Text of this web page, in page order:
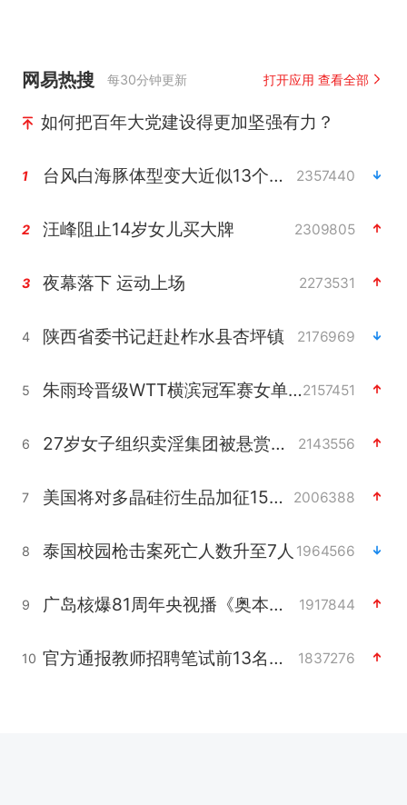
网易热搜 每30分钟更新 打开应用 查看全部
如何把百年大党建设得更加坚强有力？
1 台风白海豚体型变大近似13个浙江面积 2357440
2 汪峰阻止14岁女儿买大牌 2309805
3 夜幕落下 运动上场 2273531
4 陕西省委书记赶赴柞水县杏坪镇 2176969
5 朱雨玲晋级WTT横滨冠军赛女单八强2157451
6 27岁女子组织卖淫集团被悬赏通缉 2143556
7 美国将对多晶硅衍生品加征15%关税 2006388
8 泰国校园枪击案死亡人数升至7人 1964566
9 广岛核爆81周年央视播《奥本海默》 1917844
10 官方通报教师招聘笔试前13名被淘汰 1837276